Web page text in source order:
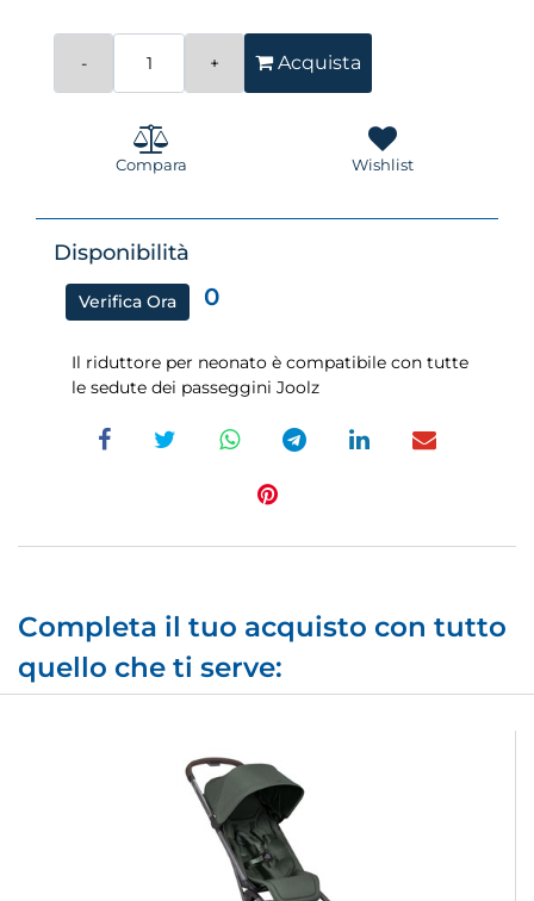
Acquista
Compara Wishlist
Disponibilità
Verifica Ora 0
Il riduttore per neonato è compatibile con tutte
le sedute dei passeggini Joolz
Completa il tuo acquisto con tutto
quello che ti serve: